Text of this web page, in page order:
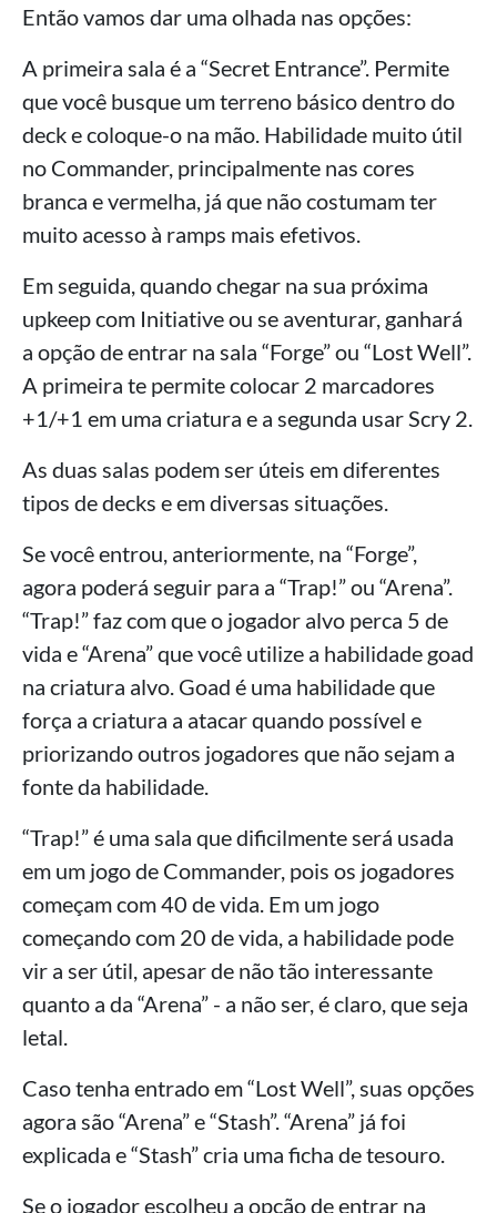
Então vamos dar uma olhada nas opções:
A primeira sala é a “Secret Entrance”. Permite
que você busque um terreno básico dentro do
deck e coloque-o na mão. Habilidade muito útil
no Commander, principalmente nas cores
branca e vermelha, já que não costumam ter
muito acesso à ramps mais efetivos.
Em seguida, quando chegar na sua próxima
upkeep com Initiative ou se aventurar, ganhará
a opção de entrar na sala “Forge” ou “Lost Well”.
A primeira te permite colocar 2 marcadores
+1/+1 em uma criatura e a segunda usar Scry 2.
As duas salas podem ser úteis em diferentes
tipos de decks e em diversas situações.
Se você entrou, anteriormente, na “Forge”,
agora poderá seguir para a “Trap!” ou “Arena”.
“Trap!” faz com que o jogador alvo perca 5 de
vida e “Arena” que você utilize a habilidade goad
na criatura alvo. Goad é uma habilidade que
força a criatura a atacar quando possível e
priorizando outros jogadores que não sejam a
fonte da habilidade.
“Trap!” é uma sala que dificilmente será usada
em um jogo de Commander, pois os jogadores
começam com 40 de vida. Em um jogo
começando com 20 de vida, a habilidade pode
vir a ser útil, apesar de não tão interessante
quanto a da “Arena” - a não ser, é claro, que seja
letal.
Caso tenha entrado em “Lost Well”, suas opções
agora são “Arena” e “Stash”. “Arena” já foi
explicada e “Stash” cria uma ficha de tesouro.
Se o jogador escolheu a opção de entrar na